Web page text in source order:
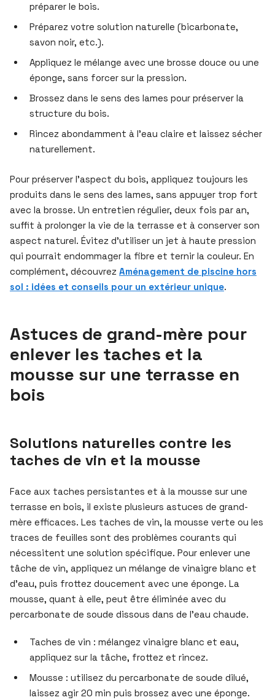
préparer le bois.
Préparez votre solution naturelle (bicarbonate,
savon noir, etc.).
Appliquez le mélange avec une brosse douce ou une
éponge, sans forcer sur la pression.
Brossez dans le sens des lames pour préserver la
structure du bois.
Rincez abondamment à l’eau claire et laissez sécher
naturellement.
Pour préserver l’aspect du bois, appliquez toujours les
produits dans le sens des lames, sans appuyer trop fort
avec la brosse. Un entretien régulier, deux fois par an,
suffit à prolonger la vie de la terrasse et à conserver son
aspect naturel. Évitez d’utiliser un jet à haute pression
qui pourrait endommager la fibre et ternir la couleur. En
complément, découvrez Aménagement de piscine hors
sol : idées et conseils pour un extérieur unique.
Astuces de grand-mère pour
enlever les taches et la
mousse sur une terrasse en
bois
Solutions naturelles contre les
taches de vin et la mousse
Face aux taches persistantes et à la mousse sur une
terrasse en bois, il existe plusieurs astuces de grand-
mère efficaces. Les taches de vin, la mousse verte ou les
traces de feuilles sont des problèmes courants qui
nécessitent une solution spécifique. Pour enlever une
tâche de vin, appliquez un mélange de vinaigre blanc et
d’eau, puis frottez doucement avec une éponge. La
mousse, quant à elle, peut être éliminée avec du
percarbonate de soude dissous dans de l’eau chaude.
Taches de vin : mélangez vinaigre blanc et eau,
appliquez sur la tâche, frottez et rincez.
Mousse : utilisez du percarbonate de soude dilué,
laissez agir 20 min puis brossez avec une éponge.